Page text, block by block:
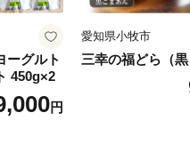
ーグルト
450g×2
円
愛知県小牧市
三幸の福どら（黒